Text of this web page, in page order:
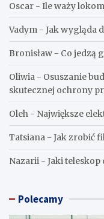
Oscar - Ile waży
Vadym - Jak wygląda
Bronisław - Co jedzą
Oliwia - Osuszanie
skutecznej ochrony
Oleh - Największe
Tatsiana - Jak zrobić
Nazarii - Jaki
Polecamy